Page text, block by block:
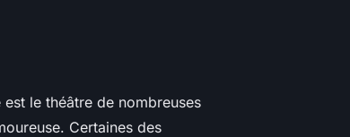
est le théâtre de nombreuses
Certaines des